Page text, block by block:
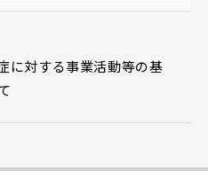
に対する事業活動等の基